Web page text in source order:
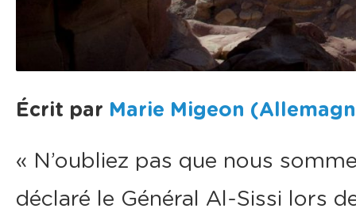
Écrit par Marie Migeon
« N’oubliez pas que nous
déclaré le Général Al-Sissi lors